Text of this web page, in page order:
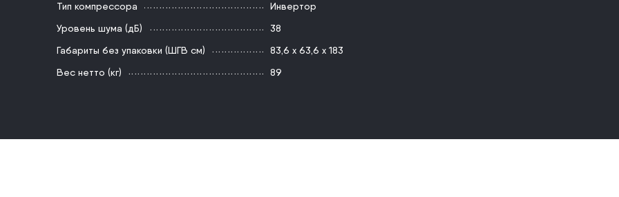
Тип компрессора
Инвертор
Уровень шума (дБ)
38
Габариты без упаковки (ШГВ см)
83,6 x 63,6 x 183
Вес нетто (кг)
89